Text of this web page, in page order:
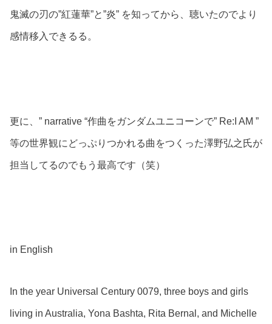
鬼滅の刃の”紅蓮華”と”炎” を知ってから、聴いたのでより
感情移入できるる。
更に、” narrative “作曲をガンダムユニコーンで” Re:I AM ”
等の世界観にどっぷりつかれる曲をつくった澤野弘之氏が
担当してるのでもう最高です（笑）
in English
In the year Universal Century 0079, three boys and girls
living in Australia, Yona Bashta, Rita Bernal, and Michelle